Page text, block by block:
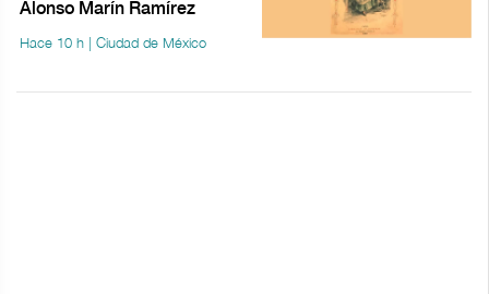
Alonso Marín Ramírez
Hace 10 h | Ciudad de México